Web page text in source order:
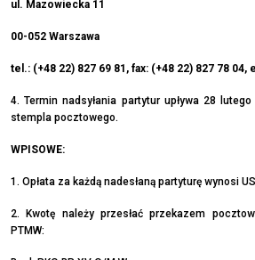
ul. Mazowiecka 11
00-052 Warszawa
tel.: (+48 22) 827 69 81, fax: (+48 22) 827 78 04,
4. Termin nadsyłania partytur upływa 28
stempla pocztowego.
WPISOWE:
1. Opłata za każdą nadesłaną partyturę wynosi
2. Kwotę należy przesłać przekazem
PTMW: